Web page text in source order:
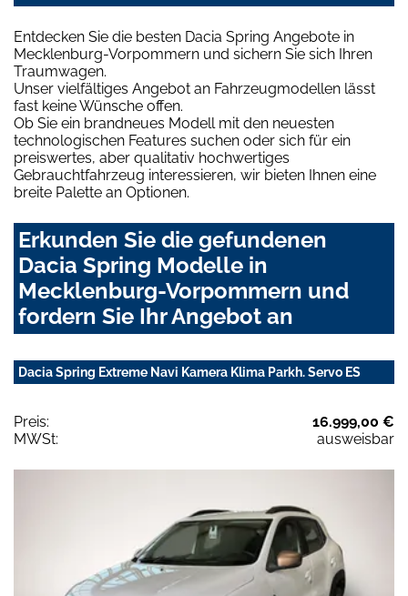
Entdecken Sie die besten Dacia Spring Angebote in
Mecklenburg-Vorpommern und sichern Sie sich Ihren
Traumwagen.
Unser vielfältiges Angebot an Fahrzeugmodellen lässt
fast keine Wünsche offen.
Ob Sie ein brandneues Modell mit den neuesten
technologischen Features suchen oder sich für ein
preiswertes, aber qualitativ hochwertiges
Gebrauchtfahrzeug interessieren, wir bieten Ihnen eine
breite Palette an Optionen.
Erkunden Sie die gefundenen
Dacia Spring Modelle in
Mecklenburg-Vorpommern und
fordern Sie Ihr Angebot an
Dacia Spring Extreme Navi Kamera Klima Parkh. Servo ES
Preis:
16.999,00 €
MWSt:
ausweisbar